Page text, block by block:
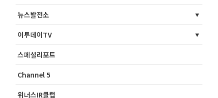
뉴스발전소
이투데이TV
스페셜리포트
Channel 5
위너스IR클럽